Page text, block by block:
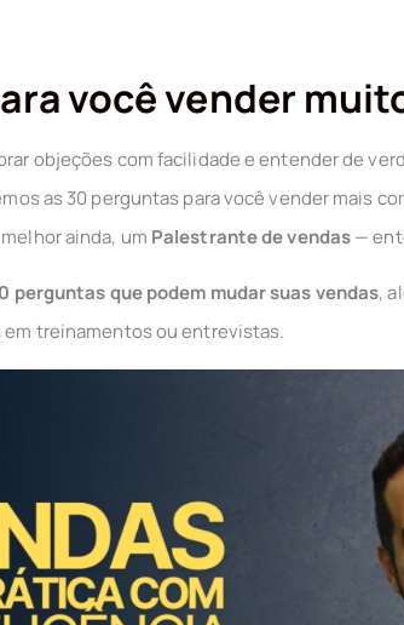
você vender
objeções com facilidade e entender de
as 30 perguntas para você vender mais
ainda, um Palestrante de vendas—
perguntas que podem mudar suas vendas,
treinamentos ou entrevistas.